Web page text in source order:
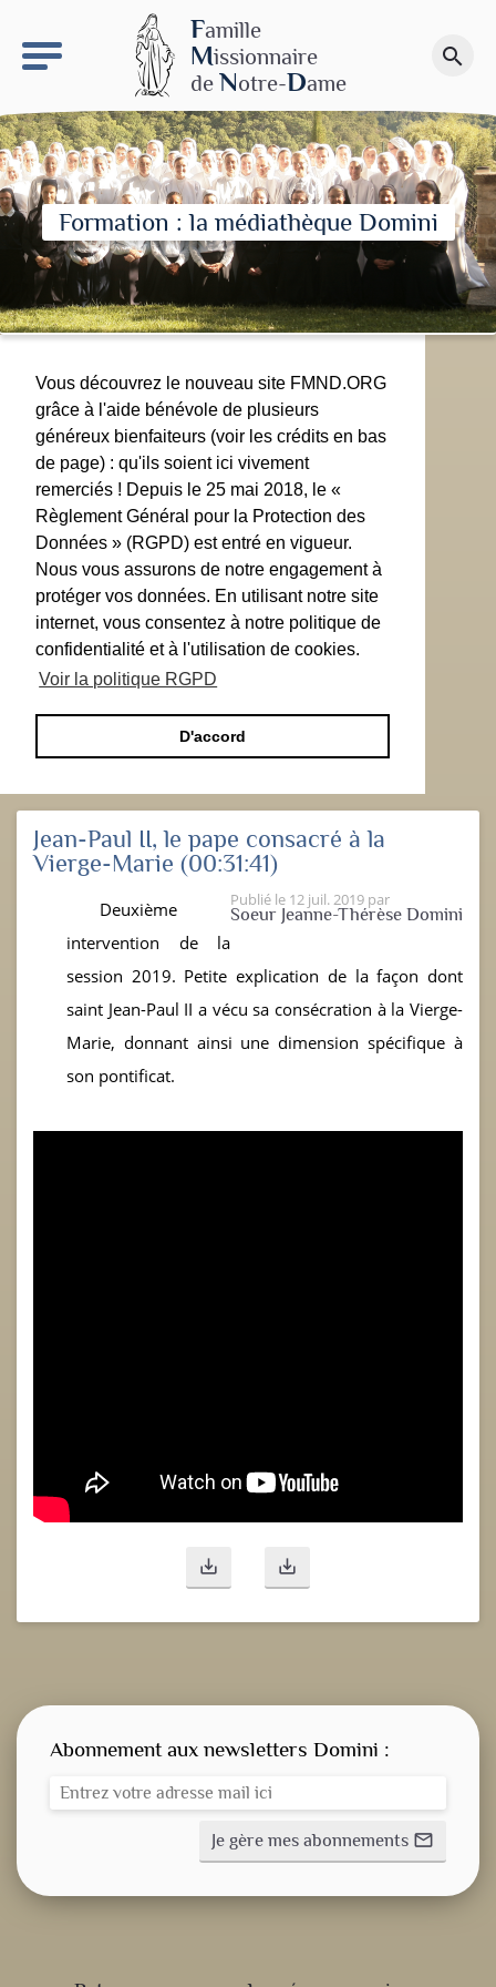
Famille
Missionnaire
de Notre-Dame
search
Faire un don
Formation : la médiathèque Domini
Vous découvrez le nouveau site FMND.ORG
grâce à l'aide bénévole de plusieurs
généreux bienfaiteurs (voir les crédits en bas
de page) : qu'ils soient ici vivement
remerciés ! Depuis le 25 mai 2018, le «
Règlement Général pour la Protection des
Données » (RGPD) est entré en vigueur.
Nous vous assurons de notre engagement à
protéger vos données. En utilisant notre site
internet, vous consentez à notre politique de
confidentialité et à l'utilisation de cookies.
Voir la politique RGPD
D'accord
Jean-Paul II, le pape consacré à la
Vierge-Marie (00:31:41)
Publié le 12 juil. 2019 par
Soeur Jeanne-Thérèse Domini
Deuxième
intervention de la
session 2019. Petite explication de la façon dont
saint Jean-Paul II a vécu sa consécration à la Vierge-
Marie, donnant ainsi une dimension spécifique à
son pontificat.
save_alt save_alt
Abonnement aux newsletters Domini :
Je gère mes abonnements mail_outline